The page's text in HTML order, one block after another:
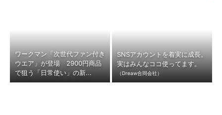
ワークマン「次世代ファン付き
ウエア」が登場 2900円商品
で狙う「日常使い」の新...
SNSアカウントを着実に成長。
実はみんなココ使ってます。
（Dreaw合同会社）